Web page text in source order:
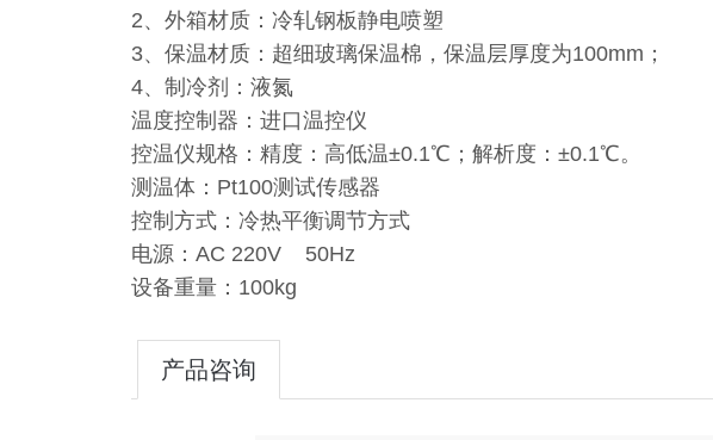
2、外箱材质：冷轧钢板静电喷塑
3、保温材质：超细玻璃保温棉，保温层厚度为100mm；
4、制冷剂：液氮
温度控制器：进口温控仪
控温仪规格：精度：高低温±0.1℃；解析度：±0.1℃。
测温体：Pt100测试传感器
控制方式：冷热平衡调节方式
电源：AC 220V 50Hz
设备重量：100kg
产品咨询